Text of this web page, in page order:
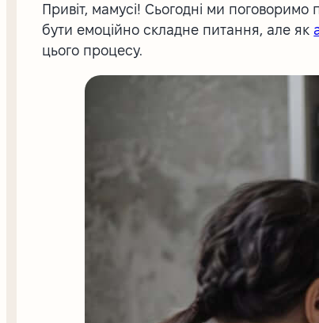
Привіт, мамусі! Сьогодні ми
бути емоційно складне питання, але як
цього процесу.